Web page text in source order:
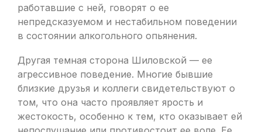
работавшие с ней, говорят о ее
непредсказуемом и нестабильном поведении
в состоянии алкогольного опьянения.
Другая темная сторона Шиловской — ее
агрессивное поведение. Многие бывшие
близкие друзья и коллеги свидетельствуют о
том, что она часто проявляет ярость и
жестокость, особенно к тем, кто оказывает ей